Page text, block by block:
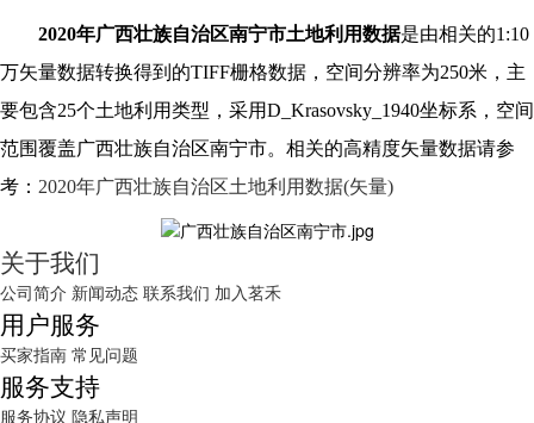
2020年广西壮族自治区南宁市土地利用数据是由相关的1:10
万矢量数据转换得到的TIFF栅格数据，空间分辨率为250米，主
要包含25个土地利用类型，采用D_Krasovsky_1940坐标系，空间
范围覆盖广西壮族自治区南宁市。相关的高精度矢量数据请参
考： 2020年广西壮族自治区土地利用数据(矢量)
关于我们
公司简介 新闻动态 联系我们 加入茗禾
用户服务
买家指南 常见问题
服务支持
服务协议 隐私声明